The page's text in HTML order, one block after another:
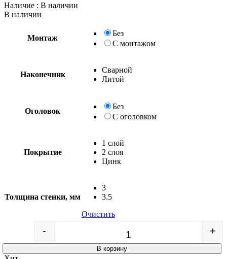
Наличие : В наличии
В наличии
Монтаж
Без
С монтажом
Наконечник
Сварной
Литой
Оголовок
Без
С оголовком
Покрытие
1 слой
2 слоя
Цинк
Толщина стенки, мм
3
3.5
Очистить
Quantity
- +
В корзину